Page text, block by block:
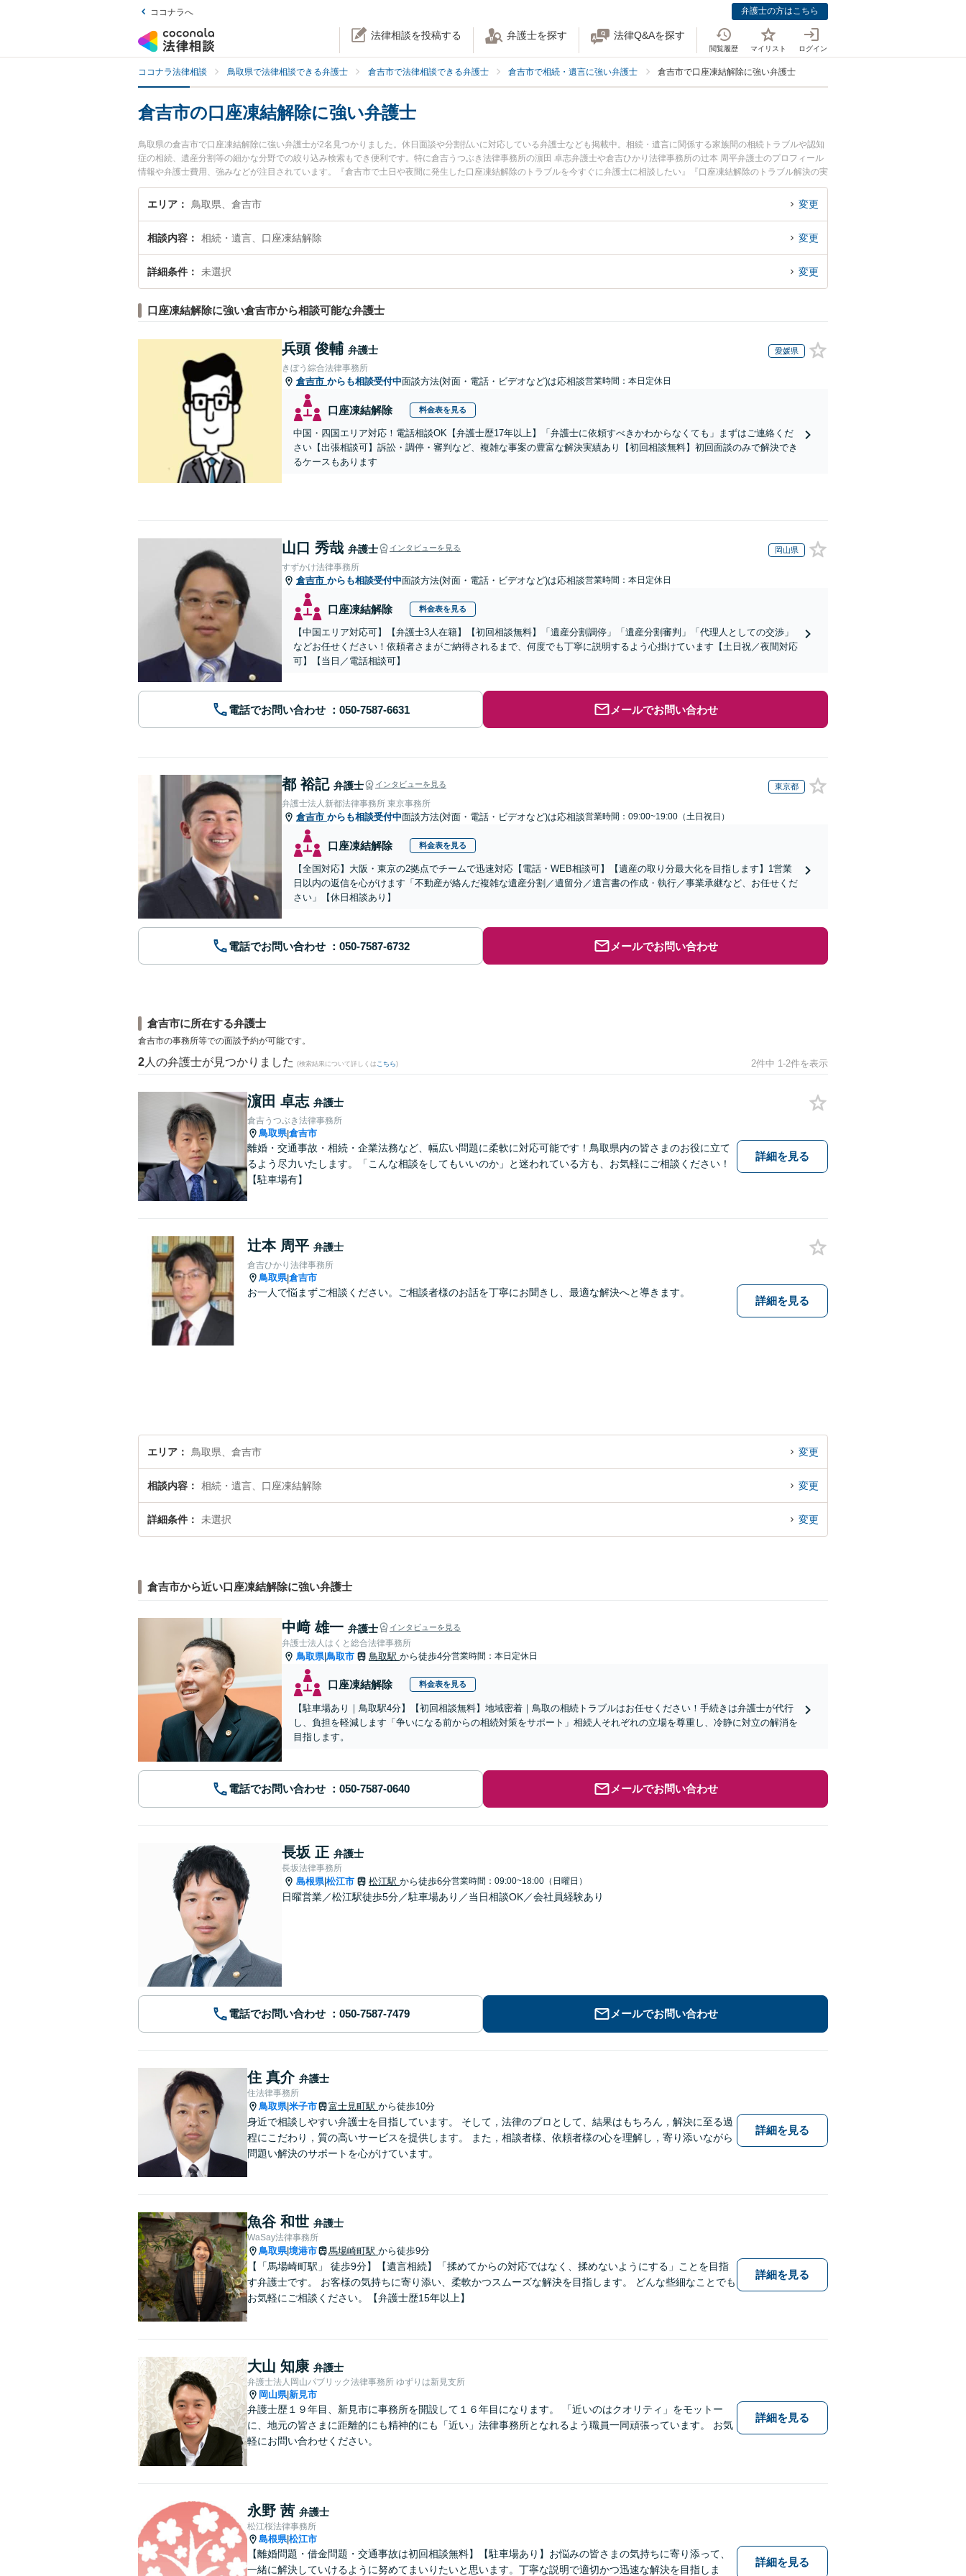
ココナラへ 弁護士の方はこちら
法律相談を投稿する 弁護士を探す 法律Q&Aを探す
閲覧履歴 マイリスト ログイン
ココナラ法律相談 鳥取県で法律相談できる弁護士 倉吉市で法律相談できる弁護士 倉吉市で相続・遺言に強い弁護士 倉吉市で口座凍結解除に強い弁護士
倉吉市の口座凍結解除に強い弁護士
鳥取県の倉吉市で口座凍結解除に強い弁護士が2名見つかりました。休日面談や分割払いに対応している弁護士なども掲載中。相続・遺言に関係する家族間の相続トラブルや認知
症の相続、遺産分割等の細かな分野での絞り込み検索もでき便利です。特に倉吉うつぶき法律事務所の濵田 卓志弁護士や倉吉ひかり法律事務所の辻本 周平弁護士のプロフィール
情報や弁護士費用、強みなどが注目されています。『倉吉市で土日や夜間に発生した口座凍結解除のトラブルを今すぐに弁護士に相談したい』『口座凍結解除のトラブル解決の実
績豊富な近くの弁護士を検索したい』『初回相談無料で口座凍結解除を法律相談できる倉吉市内の弁護士に相談予約したい』などでお困りの相談者さんにおすすめです。
エリア 鳥取県、倉吉市 変更
相談内容 相続・遺言、口座凍結解除 変更
詳細条件 未選択 変更
口座凍結解除に強い倉吉市から相談可能な弁護士
兵頭 俊輔 弁護士 愛媛県
きぼう綜合法律事務所
倉吉市 からも相談受付中面談方法(対面・電話・ビデオなど)は応相談営業時間：本日定休日
口座凍結解除 料金表を見る
中国・四国エリア対応！電話相談OK【弁護士歴17年以上】「弁護士に依頼すべきかわからなくても」まずはご連絡くだ
さい【出張相談可】訴訟・調停・審判など、複雑な事案の豊富な解決実績あり【初回相談無料】初回面談のみで解決でき
るケースもあります
山口 秀哉 弁護士 インタビューを見る 岡山県
すずかけ法律事務所
倉吉市 からも相談受付中面談方法(対面・電話・ビデオなど)は応相談営業時間：本日定休日
口座凍結解除 料金表を見る
【中国エリア対応可】【弁護士3人在籍】【初回相談無料】「遺産分割調停」「遺産分割審判」「代理人としての交渉」
などお任せください！依頼者さまがご納得されるまで、何度でも丁寧に説明するよう心掛けています【土日祝／夜間対応
可】【当日／電話相談可】
電話でお問い合わせ メールでお問い合わせ
都 裕記 弁護士 インタビューを見る 東京都
弁護士法人新都法律事務所 東京事務所
倉吉市 からも相談受付中面談方法(対面・電話・ビデオなど)は応相談営業時間：09:00~19:00（土日祝日）
口座凍結解除 料金表を見る
【全国対応】大阪・東京の2拠点でチームで迅速対応【電話・WEB相談可】【遺産の取り分最大化を目指します】1営業
日以内の返信を心がけます「不動産が絡んだ複雑な遺産分割／遺留分／遺言書の作成・執行／事業承継など、お任せくだ
さい」【休日相談あり】
電話でお問い合わせ メールでお問い合わせ
倉吉市に所在する弁護士
倉吉市の事務所等での面談予約が可能です。
2 人の弁護士が見つかりました (検索結果について詳しくは こちら) 2件中 1-2件を表示
濵田 卓志 弁護士
倉吉うつぶき法律事務所
鳥取県|倉吉市
離婚・交通事故・相続・企業法務など、幅広い問題に柔軟に対応可能です！鳥取県内の皆さまのお役に立て
るよう尽力いたします。「こんな相談をしてもいいのか」と迷われている方も、お気軽にご相談ください！
【駐車場有】
詳細を見る
辻本 周平 弁護士
倉吉ひかり法律事務所
鳥取県|倉吉市
お一人で悩まずご相談ください。ご相談者様のお話を丁寧にお聞きし、最適な解決へと導きます。
詳細を見る
エリア 鳥取県、倉吉市 変更
相談内容 相続・遺言、口座凍結解除 変更
詳細条件 未選択 変更
倉吉市から近い口座凍結解除に強い弁護士
中﨑 雄一 弁護士 インタビューを見る
弁護士法人はくと総合法律事務所
鳥取県|鳥取市 鳥取駅 から徒歩4分営業時間：本日定休日
口座凍結解除 料金表を見る
【駐車場あり｜鳥取駅4分】【初回相談無料】地域密着｜鳥取の相続トラブルはお任せください！手続きは弁護士が代行
し、負担を軽減します「争いになる前からの相続対策をサポート」相続人それぞれの立場を尊重し、冷静に対立の解消を
目指します。
電話でお問い合わせ メールでお問い合わせ
長坂 正 弁護士
長坂法律事務所
島根県|松江市 松江駅 から徒歩6分営業時間：09:00~18:00（日曜日）
日曜営業／松江駅徒歩5分／駐車場あり／当日相談OK／会社員経験あり
電話でお問い合わせ メールでお問い合わせ
住 真介 弁護士
住法律事務所
鳥取県|米子市 富士見町駅 から徒歩10分
身近で相談しやすい弁護士を目指しています。 そして，法律のプロとして、結果はもちろん，解決に至る過
程にこだわり，質の高いサービスを提供します。 また，相談者様、依頼者様の心を理解し，寄り添いながら
問題い解決のサポートを心がけています。
詳細を見る
魚谷 和世 弁護士
WaSay法律事務所
鳥取県|境港市 馬場崎町駅 から徒歩9分
【「馬場崎町駅」 徒歩9分】【遺言相続】「揉めてからの対応ではなく、揉めないようにする」ことを目指
す弁護士です。 お客様の気持ちに寄り添い、柔軟かつスムーズな解決を目指します。 どんな些細なことでも
お気軽にご相談ください。【弁護士歴15年以上】
詳細を見る
大山 知康 弁護士
弁護士法人岡山パブリック法律事務所 ゆずりは新見支所
岡山県|新見市
弁護士歴１９年目、新見市に事務所を開設して１６年目になります。 「近いのはクオリティ」をモットー
に、地元の皆さまに距離的にも精神的にも「近い」法律事務所となれるよう職員一同頑張っています。 お気
軽にお問い合わせください。
詳細を見る
永野 茜 弁護士
松江桜法律事務所
島根県|松江市
【離婚問題・借金問題・交通事故は初回相談無料】【駐車場あり】お悩みの皆さまの気持ちに寄り添って、
一緒に解決していけるように努めてまいりたいと思います。丁寧な説明で適切かつ迅速な解決を目指しま
詳細を見る